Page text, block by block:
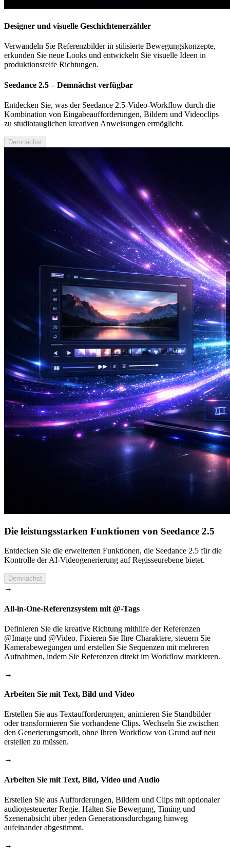
Designer und visuelle Geschichtenerzähler
Verwandeln Sie Referenzbilder in stilisierte Bewegungskonzepte,
erkunden Sie neue Looks und entwickeln Sie visuelle Ideen in
produktionsreife Richtungen.
Seedance 2.5 – Demnächst verfügbar
Entdecken Sie, was der Seedance 2.5-Video-Workflow durch die
Kombination von Eingabeaufforderungen, Bildern und Videoclips
zu studiotauglichen kreativen Anweisungen ermöglicht.
Demnächst
Die leistungsstarken Funktionen von Seedance 2.5
Entdecken Sie die erweiterten Funktionen, die Seedance 2.5 für die
Kontrolle der AI-Videogenerierung auf Regisseurebene bietet.
Demnächst
→
All-in-One-Referenzsystem mit @-Tags
Definieren Sie die kreative Richtung mithilfe der Referenzen
@Image und @Video. Fixieren Sie Ihre Charaktere, steuern Sie
Kamerabewegungen und erstellen Sie Sequenzen mit mehreren
Aufnahmen, indem Sie Referenzen direkt im Workflow markieren.
→
Arbeiten Sie mit Text, Bild und Video
Erstellen Sie aus Textaufforderungen, animieren Sie Standbilder
oder transformieren Sie vorhandene Clips. Wechseln Sie zwischen
den Generierungsmodi, ohne Ihren Workflow von Grund auf neu
erstellen zu müssen.
→
Arbeiten Sie mit Text, Bild, Video und Audio
Erstellen Sie aus Aufforderungen, Bildern und Clips mit optionaler
audiogesteuerter Regie. Halten Sie Bewegung, Timing und
Szenenabsicht über jeden Generationsdurchgang hinweg
aufeinander abgestimmt.
→